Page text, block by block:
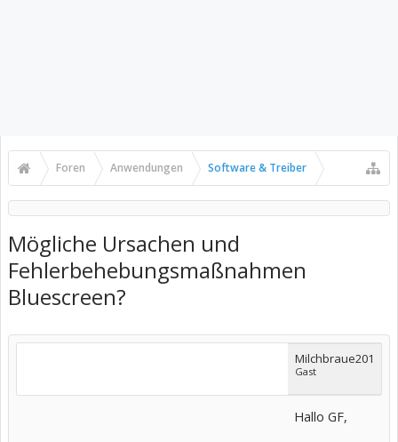
Foren Anwendungen Software & Treiber
Mögliche Ursachen und
Fehlerbehebungsmaßnahmen
Bluescreen?
Milchbraue201
Gast
Hallo GF,